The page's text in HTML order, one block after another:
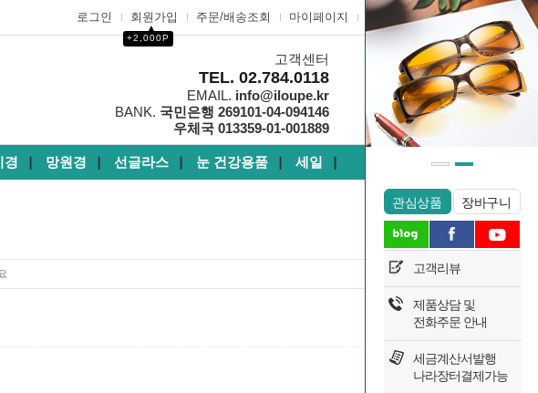
관심상품 장바구니
고객리뷰
제품상담 및
전화주문 안내
세금계산서발행
나라장터결제가능
로그인 회원가입
▲
+2,000P
주문/배송조회 마이페이지 고객센터
고객센터
TEL. 02.784.0118
EMAIL. info@iloupe.kr
BANK. 국민은행 269101-04-094146
우체국 013359-01-001889
0
경 망원경 선글라스 눈 건강용품 세일
1296